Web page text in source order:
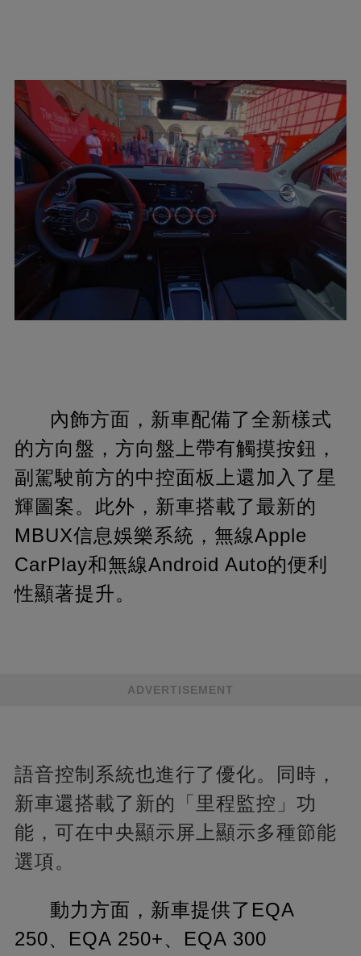
內飾方面，新車配備了全新樣式
的方向盤，方向盤上帶有觸摸按鈕，
副駕駛前方的中控面板上還加入了星
輝圖案。此外，新車搭載了最新的
MBUX信息娛樂系統，無線Apple
CarPlay和無線Android Auto的便利
性顯著提升。
ADVERTISEMENT
語音控制系統也進行了優化。同時，
新車還搭載了新的「里程監控」功
能，可在中央顯示屏上顯示多種節能
選項。
動力方面，新車提供了EQA
250、EQA 250+、EQA 300